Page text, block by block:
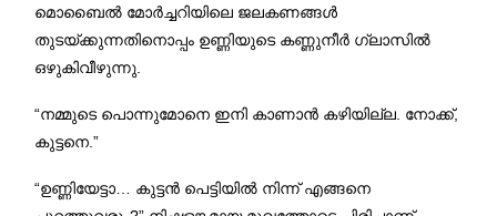
മൊബൈൽ മോർച്ചറിയിലെ ജലകണങ്ങൾ
തുടയ്ക്കുന്നതിനൊപ്പം ഉണ്ണിയുടെ കണ്ണുനീർ ഗ്ലാസിൽ
ഒഴുകിവീഴുന്നു.
“നമ്മുടെ പൊന്നുമോനെ ഇനി കാണാൻ കഴിയില്ല. നോക്ക്,
കുട്ടനെ.”
“ഉണ്ണിയേട്ടാ… കുട്ടൻ പെട്ടിയിൽ നിന്ന് എങ്ങനെ